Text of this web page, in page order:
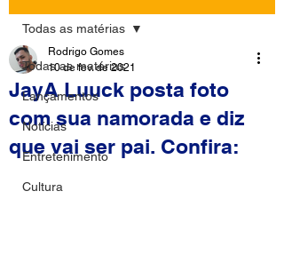
Todas as matérias
Lançamentos
Notícias
Entretenimento
Cultura
Todas as matérias
JayA Luuck posta foto
com sua namorada e diz
que vai ser pai. Confira:
Rodrigo Gomes
10 de fev. de 2021